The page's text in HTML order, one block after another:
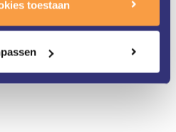
toestaan
team van huidtherapeuten
van ZGT. Dit alles staat
kennis van uw huid en de